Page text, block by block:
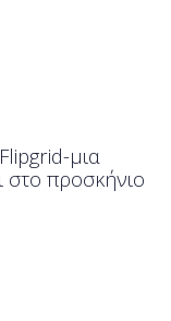
μια
στο προσκήνιο